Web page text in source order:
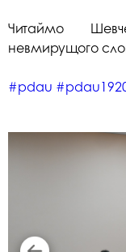
Читаймо
невмирущого
#pdau